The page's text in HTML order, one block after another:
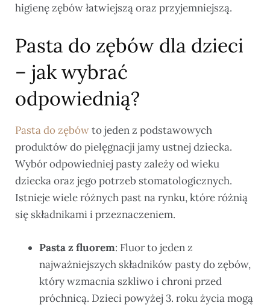
higienę zębów łatwiejszą oraz przyjemniejszą.
Pasta do zębów dla dzieci
– jak wybrać
odpowiednią?
Pasta do zębówto jeden z podstawowych
produktów do pielęgnacji jamy ustnej dziecka.
Wybór odpowiedniej pasty zależy od wieku
dziecka oraz jego potrzeb stomatologicznych.
Istnieje wiele różnych past na rynku, które różnią
się składnikami i przeznaczeniem.
Pasta z fluorem: Fluor to jeden z
najważniejszych składników pasty do zębów,
który wzmacnia szkliwo i chroni przed
próchnicą. Dzieci powyżej 3. roku życia mogą